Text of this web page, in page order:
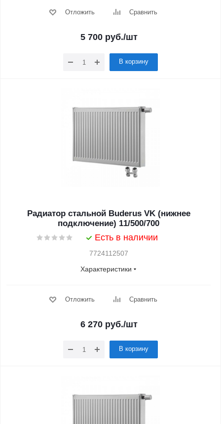
Отложить Сравнить
5 700руб./шт
В корзину
Радиатор стальной Buderus VK (нижнее
подключение) 11/500/700
Есть в наличии
7724112507
Характеристики
Отложить Сравнить
6 270руб./шт
В корзину